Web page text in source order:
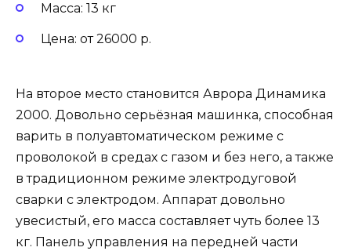
Масса: 13 кг
Цена: от 26000 р.
На второе место становится Аврора Динамика
2000. Довольно серьёзная машинка, способная
варить в полуавтоматическом режиме с
проволокой в средах с газом и без него, а также
в традиционном режиме электродуговой
сварки с электродом. Аппарат довольно
увесистый, его масса составляет чуть более 13
кг. Панель управления на передней части